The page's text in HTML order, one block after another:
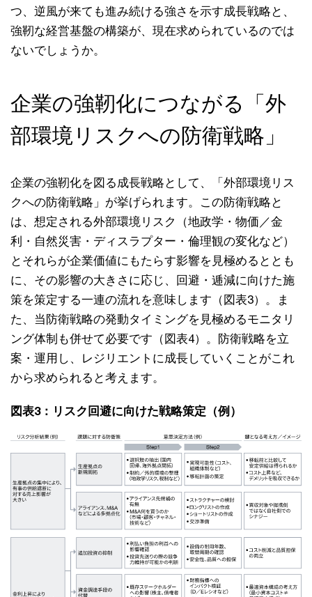
つ、逆風が来ても進み続ける強さを示す成長戦略と、
強靭な経営基盤の構築が、現在求められているのでは
ないでしょうか。
企業の強靭化につながる「外
部環境リスクへの防衛戦略」
企業の強靭化を図る成長戦略として、「外部環境リス
クへの防衛戦略」が挙げられます。この防衛戦略と
は、想定される外部環境リスク（地政学・物価／金
利・自然災害・ディスラプター・倫理観の変化など）
とそれらが企業価値にもたらす影響を見極めるととも
に、その影響の大きさに応じ、回避・逓減に向けた施
策を策定する一連の流れを意味します（図表3）。ま
た、当防衛戦略の発動タイミングを見極めるモニタリ
ング体制も併せて必要です（図表4）。防衛戦略を立
案・運用し、レジリエントに成長していくことがこれ
から求められると考えます。
図表3：リスク回避に向けた戦略策定（例）